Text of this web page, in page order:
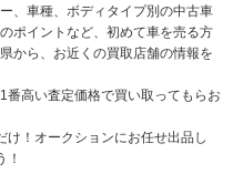
、車種、ボディタイプ別の中古車
ポイントなど、初めて車を売る方
から、お近くの買取店舗の情報を
番高い査定価格で買い取ってもらお
け！オークションにお任せ出品し
！